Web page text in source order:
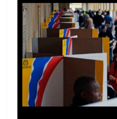
nida y próspera.
En el ámbito político y de
también hizo un llamado
restablecimiento de la paz
este de la República
(RDC), lamentando la
situación sobre el terreno